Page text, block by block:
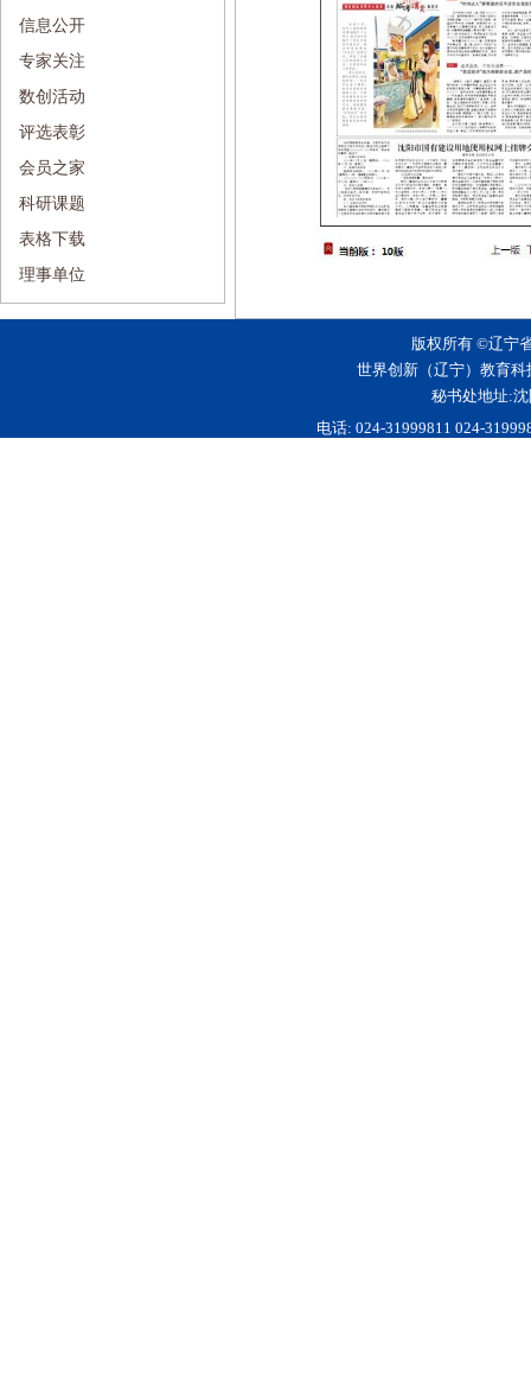
信息公开
专家关注
数创活动
评选表彰
会员之家
科研课题
表格下载
理事单位
版权所有 ©辽宁
世界创新（辽宁）教育
秘书处地址:
电话: 024-31999811 024-